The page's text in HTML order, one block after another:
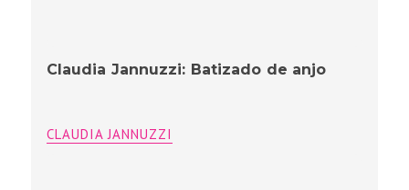
Claudia Jannuzzi: Batizado de anjo
CLAUDIA JANNUZZI